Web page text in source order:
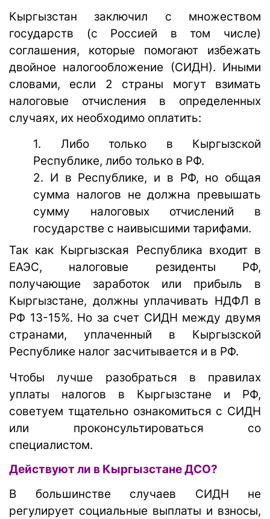
Кыргызстан заключил с множеством
государств (с Россией в том числе)
соглашения, которые помогают избежать
двойное налогообложение (СИДН). Иными
словами, если 2 страны могут взимать
налоговые отчисления в определенных
случаях, их необходимо оплатить:
1. Либо только в Кыргызской
Республике, либо только в РФ.
2. И в Республике, и в РФ, но общая
сумма налогов не должна превышать
сумму налоговых отчислений в
государстве с наивысшими тарифами.
Так как Кыргызская Республика входит в
ЕАЭС, налоговые резиденты РФ,
получающие заработок или прибыль в
Кыргызстане, должны уплачивать НДФЛ в
РФ 13-15%. Но за счет СИДН между двумя
странами, уплаченный в Кыргызской
Республике налог засчитывается и в РФ.
Чтобы лучше разобраться в правилах
уплаты налогов в Кыргызстане и РФ,
советуем тщательно ознакомиться с СИДН
или проконсультироваться со
специалистом.
Действуют ли в Кыргызстане ДСО?
В большинстве случаев СИДН не
регулирует социальные выплаты и взносы,